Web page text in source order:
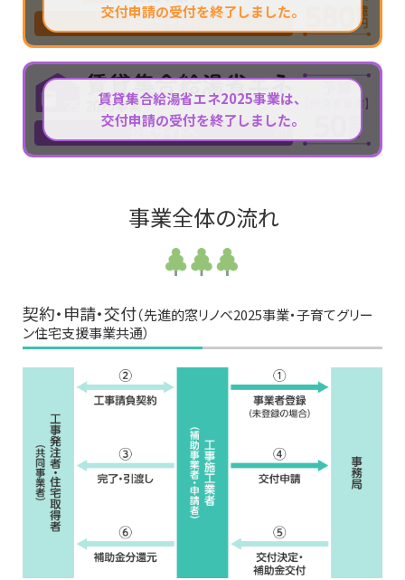
交付申請の受付を終了しました。
賃貸集合給湯省エネ2025事業は、
交付申請の受付を終了しました。
事業全体の流れ
契約・申請・交付（先進的窓リノベ2025事業・子育てグリー
ン住宅支援事業共通）